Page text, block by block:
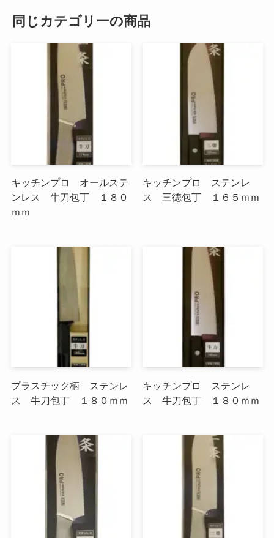
同じカテゴリーの商品
キッチンプロ オールステ
ンレス 牛刀包丁 １８０
ｍｍ
キッチンプロ ステンレ
ス 三徳包丁 １６５ｍｍ
プラスチック柄 ステンレ
ス 牛刀包丁 １８０ｍｍ
キッチンプロ ステンレ
ス 牛刀包丁 １８０ｍｍ